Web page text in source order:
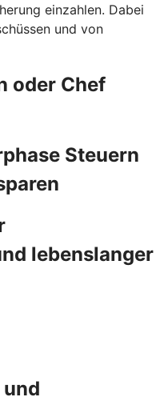
einzahlen. Dabei
und von
oder Chef
Steuern
lebenslanger